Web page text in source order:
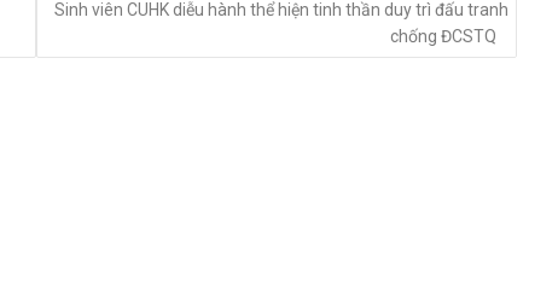
Sinh viên CUHK diễu hành thể hiện tinh thần duy trì đấu tranh
chống ĐCSTQ